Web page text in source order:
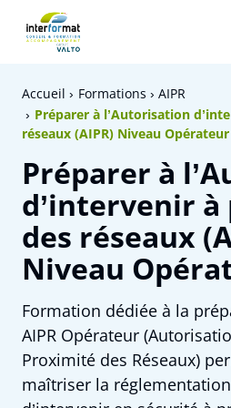
Accueil Formations
AIPR
Préparer à l’Autorisation
réseaux (AIPR) Niveau Opérateur
Préparer à
d’intervenir
des réseaux
Niveau
Formation dédiée à la
AIPR Opérateur
Proximité des Réseaux)
maîtriser la réglementation
Panneau de gestion des